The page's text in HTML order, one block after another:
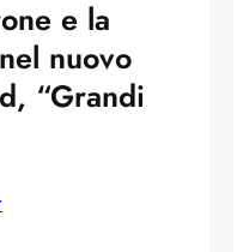
e la
nuovo
“Grandi